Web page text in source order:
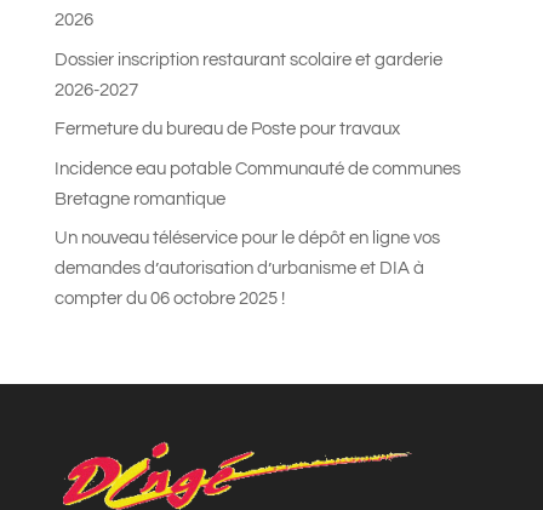
2026
Dossier inscription restaurant scolaire et garderie
2026-2027
Fermeture du bureau de Poste pour travaux
Incidence eau potable Communauté de communes
Bretagne romantique
Un nouveau téléservice pour le dépôt en ligne vos
demandes d’autorisation d’urbanisme et DIA à
compter du 06 octobre 2025 !